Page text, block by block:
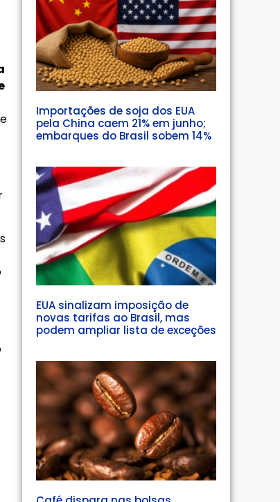
Importações de soja dos EUA
pela China caem 21% em junho;
embarques do Brasil sobem 14%
EUA sinalizam imposição de
novas tarifas ao Brasil, mas
podem ampliar lista de exceções